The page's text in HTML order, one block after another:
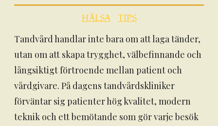
HÄLSA TIPS
Tandvård handlar inte bara om att laga tänder,
utan om att skapa trygghet, välbefinnande och
långsiktigt förtroende mellan patient och
vårdgivare. På dagens tandvårdskliniker
förväntar sig patienter hög kvalitet, modern
teknik och ett bemötande som gör varje besök